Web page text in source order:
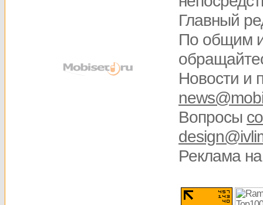
Главный
По общим
Новости и
Вопросы
Реклама